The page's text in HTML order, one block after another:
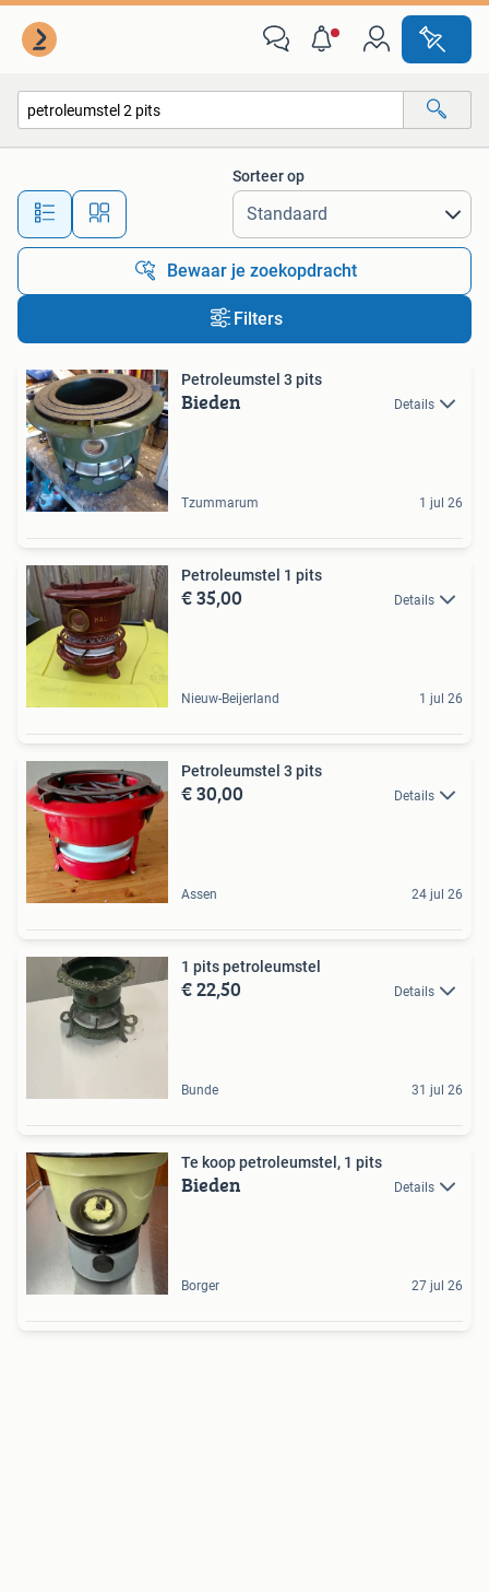
Alle afstanden…
Sorteer op
Bewaar je zoekopdracht
Filters
Petroleumstel 3 pits
Bieden Details
Tzummarum 1 jul 26
Petroleumstel 1 pits
€ 35,00 Details
Nieuw-Beijerland 1 jul 26
Petroleumstel 3 pits
€ 30,00 Details
Assen 24 jul 26
1 pits petroleumstel
€ 22,50 Details
Bunde 31 jul 26
Te koop petroleumstel, 1 pits
Bieden Details
Borger 27 jul 26